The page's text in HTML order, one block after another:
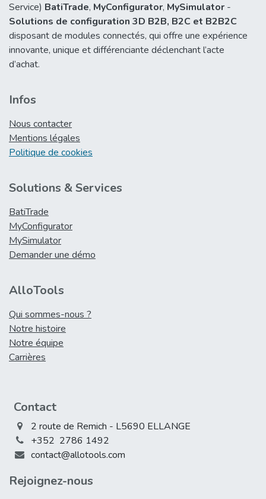
Service) BatiTrade, MyConfigurator, MySimulator -
Solutions de configuration 3D B2B, B2C et B2B2C
disposant de modules connectés, qui offre une expérience
innovante, unique et différenciante déclenchant l’acte
d’achat.
Infos
Nous contacter
Mentions légales
Politique de cookies
Solutions & Services
BatiTrade
MyConfigurator
MySimulator
Demander une démo
AlloTools
Qui sommes-nous ?
Notre histoire
Notre équipe
Carrières
Contact
2 route de Remich - L5690 ELLANGE
+352 2786 1492
contact@allotools.com
Rejoign​ez-nous